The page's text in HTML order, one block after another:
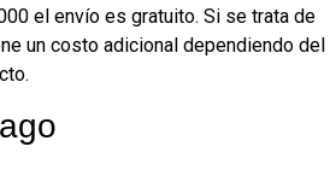
el envío es gratuito. Si se trata de
un costo adicional dependiendo del